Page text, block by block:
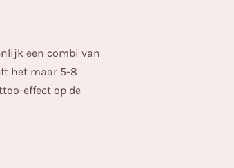
een combi van
het maar 5-8
effect op de